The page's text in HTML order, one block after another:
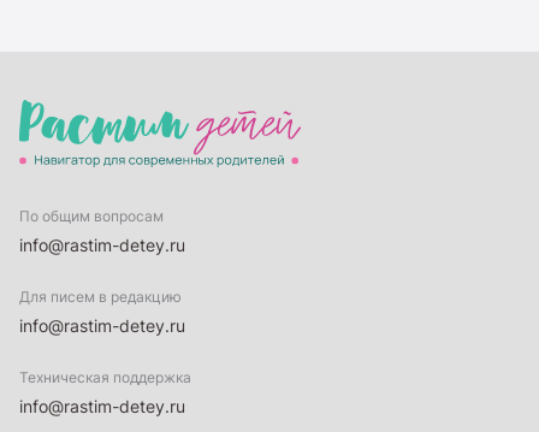
По общим вопросам
info@rastim-detey.ru
Для писем в редакцию
info@rastim-detey.ru
Техническая поддержка
info@rastim-detey.ru